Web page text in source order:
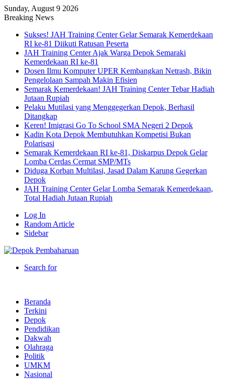
Sunday, August 9 2026
Breaking News
Sukses! JAH Training Center Gelar Semarak Kemerdekaan
RI ke-81 Diikuti Ratusan Peserta
JAH Training Center Ajak Warga Depok Semaraki
Kemerdekaan RI ke-81
Dosen Ilmu Komputer UPER Kembangkan Netrash, Bikin
Pengelolaan Sampah Makin Efisien
Semarak Kemerdekaan! JAH Training Center Tebar Hadiah
Jutaan Rupiah
Pelaku Mutilasi yang Menggegerkan Depok, Berhasil
Ditangkap
Keren! Imigrasi Go To School SMA Negeri 2 Depok
Kadin Kota Depok Membutuhkan Kompetisi Bukan
Polarisasi
Semarak Kemerdekaan RI ke-81, Diskarpus Depok Gelar
Lomba Cerdas Cermat SMP/MTs
Diduga Korban Multilasi, Jasad Dalam Karung Gegerkan
Depok
JAH Training Center Gelar Lomba Semarak Kemerdekaan,
Total Hadiah Jutaan Rupiah
Log In
Random Article
Sidebar
Search for
Beranda
Terkini
Depok
Pendidikan
Dakwah
Olahraga
Politik
UMKM
Nasional